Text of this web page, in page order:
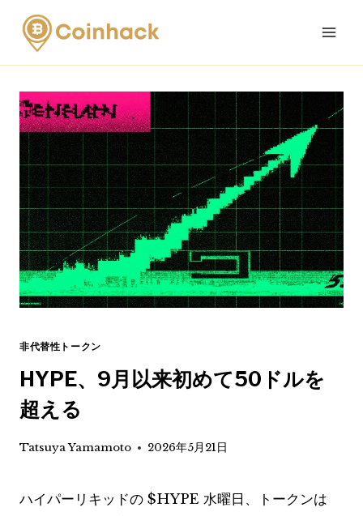
Skip
content
非代替性トークン
HYPE、9月以来初めて50ドルを
超える
Tatsuya Yamamoto 2026年5月21日
ハイパーリキッドの $HYPE 水曜日、トークンは